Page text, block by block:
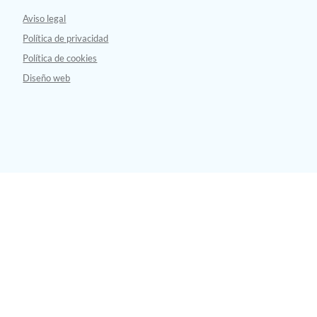
Aviso legal
Política de privacidad
Política de cookies
Diseño web